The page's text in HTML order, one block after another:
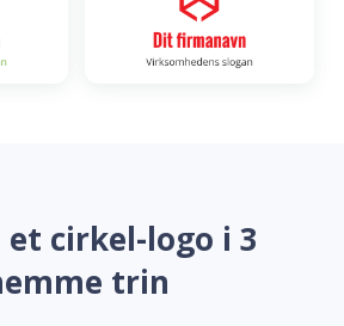
et cirkel-logo i 3
trin